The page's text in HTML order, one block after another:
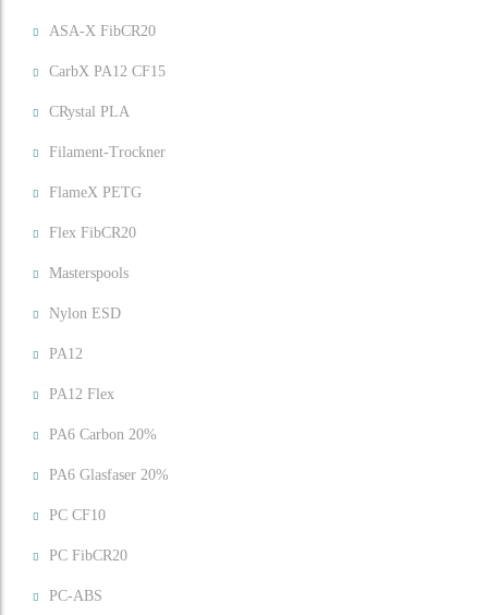
ASA-X FibCR20
CarbX PA12 CF15
CRystal PLA
Filament-Trockner
FlameX PETG
Flex FibCR20
Masterspools
Nylon ESD
PA12
PA12 Flex
PA6 Carbon 20%
PA6 Glasfaser 20%
PC CF10
PC FibCR20
PC-ABS